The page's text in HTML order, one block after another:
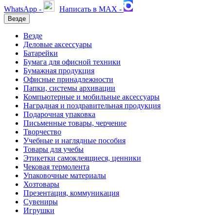
WhatsApp - Написать в MAX -
Везде
Везде
Деловые аксессуары
Батарейки
Бумага для офисной техники
Бумажная продукция
Офисные принадлежности
Папки, системы архивации
Компьютерные и мобильные аксессуары
Наградная и поздравительная продукция
Подарочная упаковка
Письменные товары, черчение
Творчество
Учебные и наглядные пособия
Товары для учебы
Этикетки самоклеящиеся, ценники
Чековая термолента
Упаковочные материалы
Хозтовары
Презентация, коммуникация
Сувениры
Игрушки